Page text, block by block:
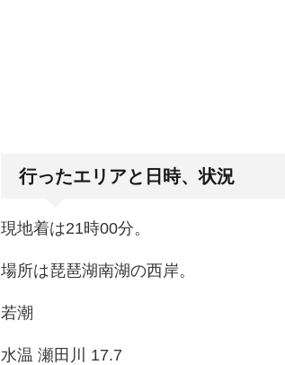
行ったエリアと日時、状況
現地着は21時00分。
場所は琵琶湖南湖の西岸。
若潮
水温 瀬田川 17.7